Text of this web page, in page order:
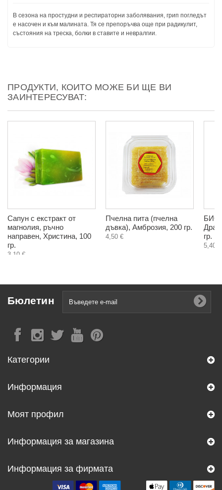
В сезона на простудни и респираторни заболявания, грип погледът
е насочен и към малината. Тя се препоръчва още при радикулит,
състояния на треска, болки в ставите и невралгии.
ПРОДУКТИ, КОИТО МОЖЕ БИ ЩЕ ВИ
ЗАИНТЕРЕСУВАТ:
Сапун с екстракт от
магнолия, ръчно
направен, Христина, 100
гр.
3,10 €
Пчелна пита (пчелна
дъвка), Амброзия, 200 гр.
4,50 €
БИО
гр.
5,40 €
Бюлетин
Категории
Информация
Моят профил
Информация за магазина
Информация за фирмата